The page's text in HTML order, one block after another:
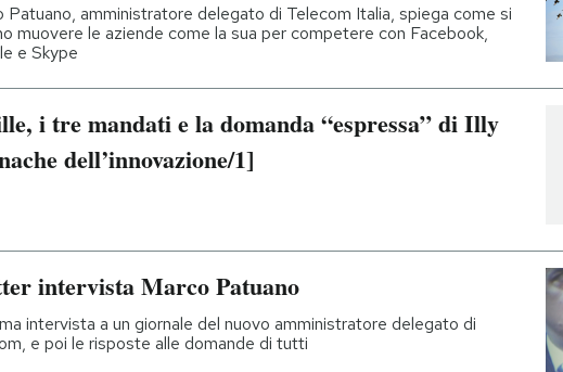
Patuano, amministratore delegato di Telecom Italia, spiega come si
muovere le aziende come la sua per competere con Facebook,
e Skype
i tre mandati e la domanda “espressa” di Illy
dell’innovazione/1]
intervista Marco Patuano
intervista a un giornale del nuovo amministratore delegato di
e poi le risposte alle domande di tutti